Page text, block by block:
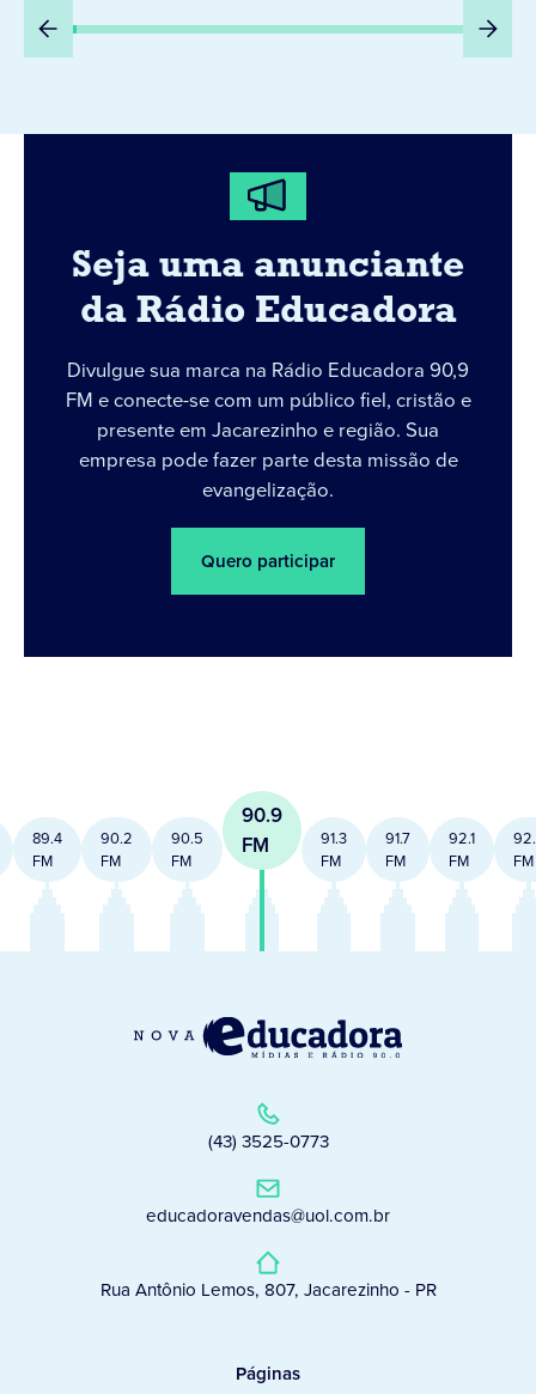
Seja uma anunciante
da Rádio Educadora
Divulgue sua marca na Rádio Educadora 90,9
FM e conecte-se com um público fiel, cristão e
presente em Jacarezinho e região. Sua
empresa pode fazer parte desta missão de
evangelização.
Quero participar
89.4
FM
90.2
FM
90.5
FM
90.9
FM
91.3
FM
91.7
FM
92.1
FM
FM
(43) 3525-0773
educadoravendas@uol.com.br
Rua Antônio Lemos, 807, Jacarezinho - PR
Páginas